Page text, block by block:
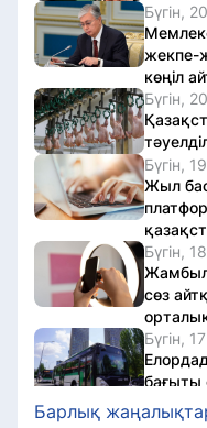
Бүгін,
жекпе-
көңіл
Бүгін,
Бүгін,
Жыл
Бүгін,
Жамбыл
сөз
Бүгін,
бағыты
Бүгін,
Барлық